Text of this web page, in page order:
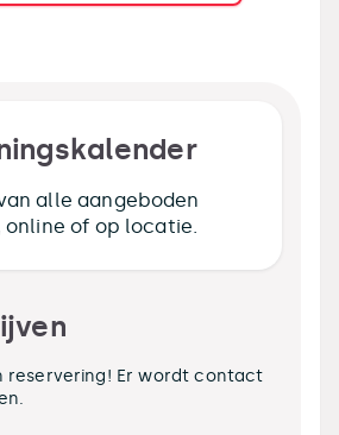
alle aangeboden
online of op locatie.
reservering! Er wordt contact